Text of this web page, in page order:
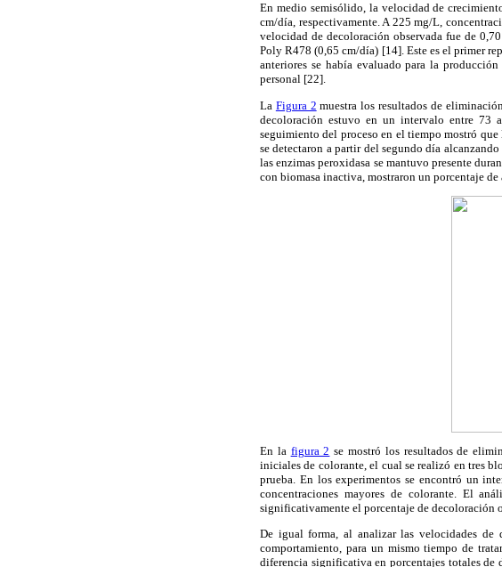
En medio semisólido, la velocidad de
cm/día, respectivamente. A 225 mg/L,
velocidad de decoloración observada fue de
Poly R478 (0,65 cm/día) [14]. Este es el primer
anteriores se había evaluado para la
personal [22].
La Figura 2 muestra los resultados de
decoloración estuvo en un intervalo entre 73
seguimiento del proceso en el tiempo mostró
se detectaron a partir del segundo día
las enzimas peroxidasa se mantuvo presente
con biomasa inactiva, mostraron un porcentaje de
En la figura 2 se mostró los resultados de
iniciales de colorante, el cual se realizó en tres
prueba. En los experimentos se encontró un
concentraciones mayores de colorante. El
significativamente el porcentaje de decoloración
De igual forma, al analizar las velocidades de
comportamiento, para un mismo tiempo de
diferencia significativa en porcentajes totales de